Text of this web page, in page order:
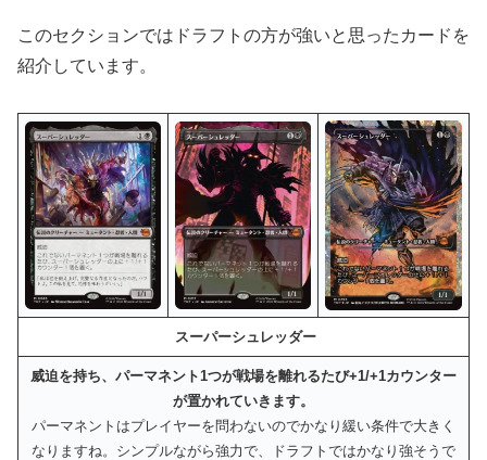
このセクションではドラフトの方が強いと思ったカードを
紹介しています。
スーパーシュレッダー
威迫を持ち、パーマネント1つが戦場を離れるたび+1/+1カウンター
が置かれていきます。
パーマネントはプレイヤーを問わないのでかなり緩い条件で大きく
なりますね。シンプルながら強力で、ドラフトではかなり強そうで